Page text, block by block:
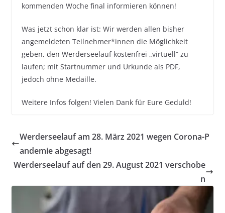
kommenden Woche final informieren können!
Was jetzt schon klar ist: Wir werden allen bisher
angemeldeten Teilnehmer*innen die Möglichkeit
geben, den Werderseelauf kostenfrei „virtuell“ zu
laufen; mit Startnummer und Urkunde als PDF,
jedoch ohne Medaille.
Weitere Infos folgen! Vielen Dank für Eure Geduld!
Werderseelauf am 28. März 2021 wegen Corona-P
andemie abgesagt!
Werderseelauf auf den 29. August 2021 verschobe
n